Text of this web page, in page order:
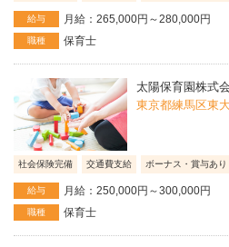
給与 月給：265,000円～280,000円
職種 保育士
太陽保育園株式
東京都練馬区東
社会保険完備 交通費支給 ボーナス・賞与あり
給与 月給：250,000円～300,000円
職種 保育士